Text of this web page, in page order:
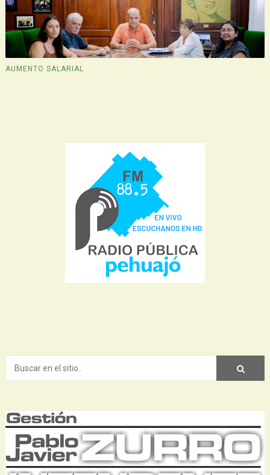
AUMENTO SALARIAL